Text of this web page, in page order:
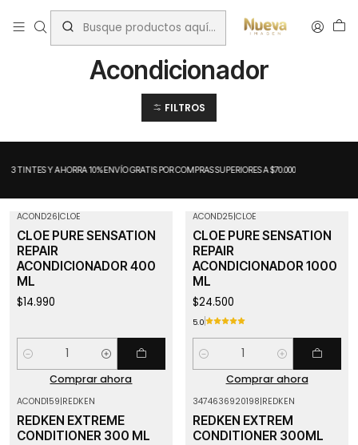
Inicio Reconstrucción capilar Acondicionador
Acondicionador
FILTROS
3 TINTES Y AHORRA 10%ENVÍO GRATIS POR COMPRAS SUPERIORES A $70.000
ACOND26|CLOE
CLOE PURE SENSATION
REPAIR
ACONDICIONADOR 400
ML
$14.990
Cantidad
Comprar ahora
ACOND25|CLOE
CLOE PURE SENSATION
REPAIR
ACONDICIONADOR 1000
ML
$24.500
5.0
Cantidad
Comprar ahora
ACOND159|REDKEN
REDKEN EXTREME
CONDITIONER 300 ML
3474636920198|REDKEN
REDKEN EXTREM
CONDITIONER 300ML